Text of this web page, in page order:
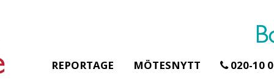
REPORTAGE MÖTESNYTT 020-10